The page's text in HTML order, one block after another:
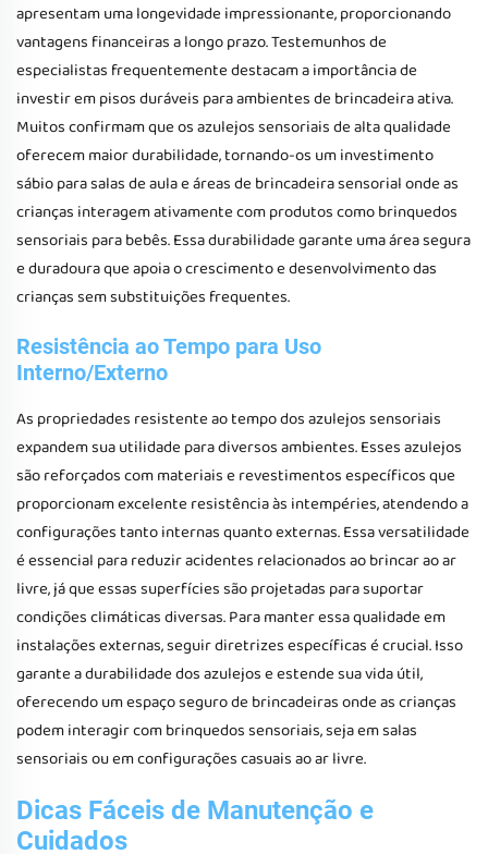
apresentam uma longevidade impressionante, proporcionando
vantagens financeiras a longo prazo. Testemunhos de
especialistas frequentemente destacam a importância de
investir em pisos duráveis para ambientes de brincadeira ativa.
Muitos confirmam que os azulejos sensoriais de alta qualidade
oferecem maior durabilidade, tornando-os um investimento
sábio para salas de aula e áreas de brincadeira sensorial onde as
crianças interagem ativamente com produtos como brinquedos
sensoriais para bebês. Essa durabilidade garante uma área segura
e duradoura que apoia o crescimento e desenvolvimento das
crianças sem substituições frequentes.
Resistência ao Tempo para Uso
Interno/Externo
As propriedades resistente ao tempo dos azulejos sensoriais
expandem sua utilidade para diversos ambientes. Esses azulejos
são reforçados com materiais e revestimentos específicos que
proporcionam excelente resistência às intempéries, atendendo a
configurações tanto internas quanto externas. Essa versatilidade
é essencial para reduzir acidentes relacionados ao brincar ao ar
livre, já que essas superfícies são projetadas para suportar
condições climáticas diversas. Para manter essa qualidade em
instalações externas, seguir diretrizes específicas é crucial. Isso
garante a durabilidade dos azulejos e estende sua vida útil,
oferecendo um espaço seguro de brincadeiras onde as crianças
podem interagir com brinquedos sensoriais, seja em salas
sensoriais ou em configurações casuais ao ar livre.
Dicas Fáceis de Manutenção e
Cuidados